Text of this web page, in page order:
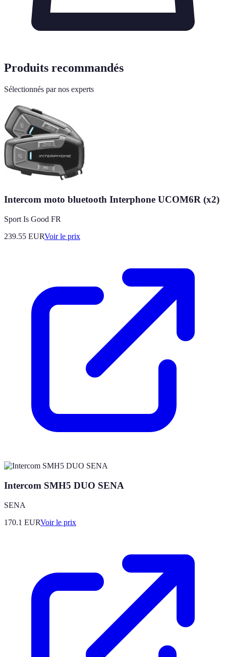
Produits recommandés
Sélectionnés par nos experts
Intercom moto bluetooth Interphone UCOM6R (x2)
Sport Is Good FR
239.55 EURVoir le prix
Intercom SMH5 DUO SENA
SENA
170.1 EURVoir le prix